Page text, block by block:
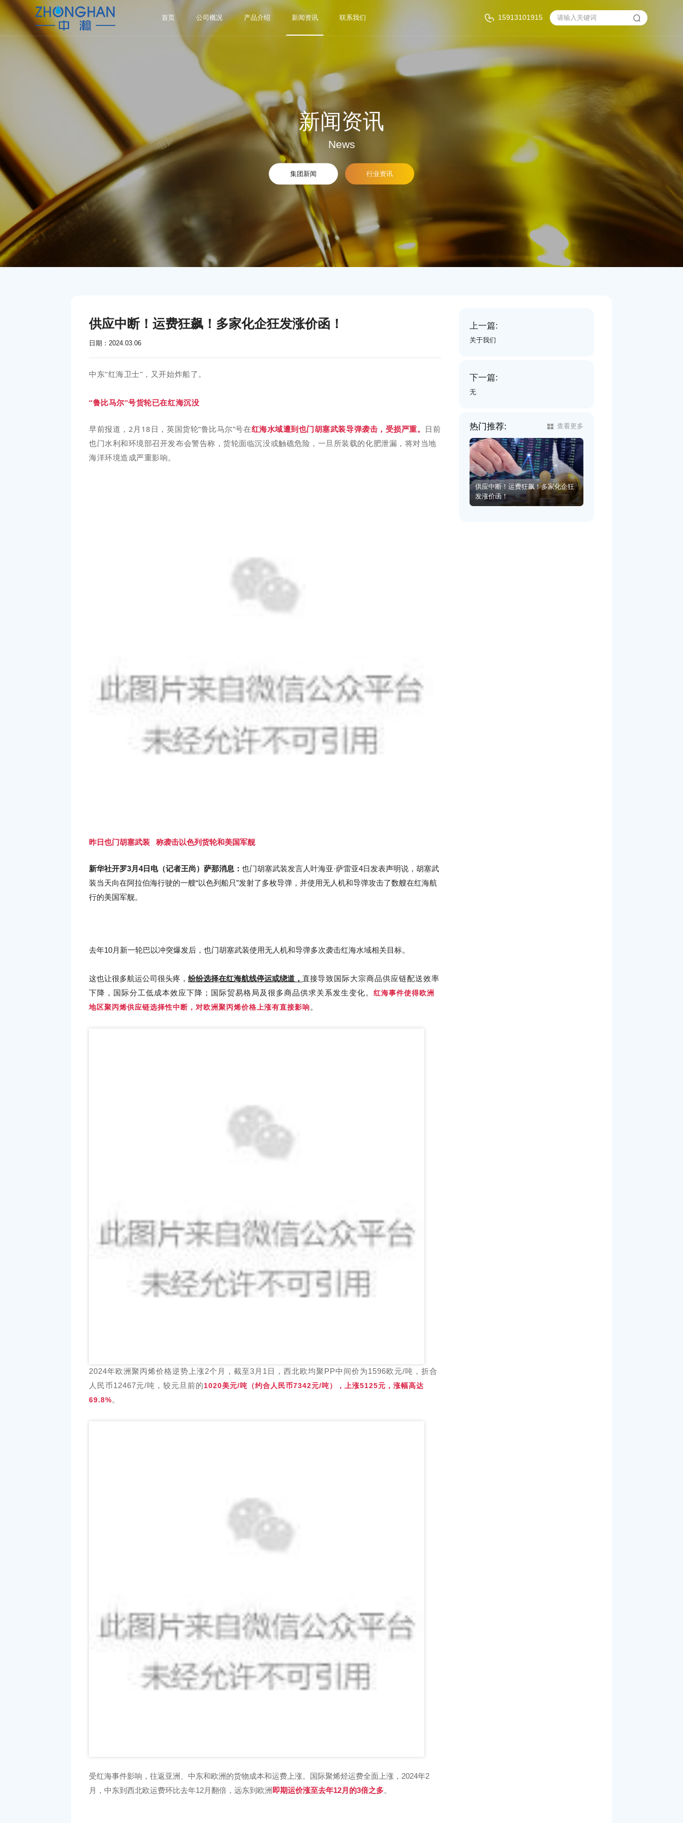
首页 公司概况 产品介绍 新闻资讯 联系我们 15913101915
新闻资讯
News
集团新闻 行业资讯
供应中断！运费狂飙！多家化企狂发涨价函！
日期：2024.03.06
中东"红海卫士"，又开始炸船了。
“鲁比马尔”号货轮已在红海沉没
早前报道，2月18日，英国货轮“鲁比马尔”号在红海水域遭到也门胡塞武装导弹袭击，受损严重。 日前
也门水利和环境部召开发布会警告称，货轮面临沉没或触礁危险，一旦所装载的化肥泄漏，将对当地
海洋环境造成严重影响。
昨日也门胡塞武装 称袭击以色列货轮和美国军舰
新华社开罗3月4日电（记者王尚）萨那消息： 也门胡塞武装发言人叶海亚·萨雷亚4日发表声明说，胡塞武
装当天向在阿拉伯海行驶的一艘“以色列船只”发射了多枚导弹，并使用无人机和导弹攻击了数艘在红海航
行的美国军舰。
去年10月新一轮巴以冲突爆发后，也门胡塞武装使用无人机和导弹多次袭击红海水域相关目标。
这也让很多航运公司很头疼， 纷纷选择在红海航线停运或绕道， 直接导致国际大宗商品供应链配送效率
下降，国际分工低成本效应下降；国际贸易格局及很多商品供求关系发生变化。 红海事件使得欧洲
地区聚丙烯供应链选择性中断，对欧洲聚丙烯价格上涨有直接影响。
2024年欧洲聚丙烯价格逆势上涨2个月，截至3月1日， 西北欧均聚PP中间价为1596欧元/吨，折合
人民币12467元/吨，较元旦前的1020美元/吨（约合人民币7342元/吨），上涨5125元，涨幅高达
69.8%。
受红海事件影响，往返亚洲、中东和欧洲的货物成本和运费上涨。国际聚烯烃运费全面上涨，2024年2
月，中东到西北欧运费环比去年12月翻倍，远东到欧洲 即期运价涨至去年12月的3倍之多。
上一篇:
关于我们
下一篇:
无
热门推荐: 查看更多
供应中断！运费狂飙！多家化企狂
发涨价函！